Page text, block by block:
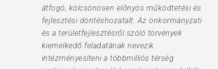
átfogó, kölcsönösen előnyös működtetési és
fejlesztési döntéshozatalt. Az önkormányzati
és a területfejlesztésről szóló törvények
kiemelkedő feladatának nevezik
intézményesíteni a többmilliós térség